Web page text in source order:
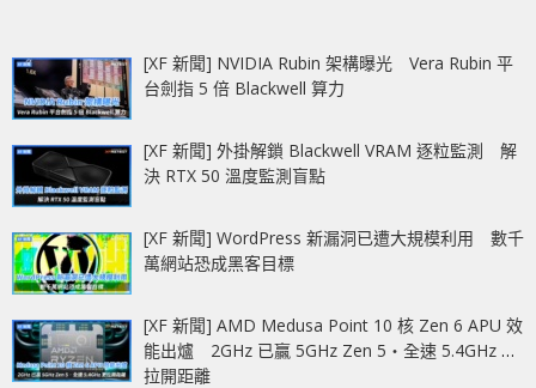
[XF 新聞] NVIDIA Rubin 架構曝光 Vera Rubin 平
台劍指 5 倍 Blackwell 算力
[XF 新聞] 外掛解鎖 Blackwell VRAM 逐粒監測 解
決 RTX 50 溫度監測盲點
[XF 新聞] WordPress 新漏洞已遭大規模利用 數千
萬網站恐成黑客目標
[XF 新聞] AMD Medusa Point 10 核 Zen 6 APU 效
能出爐 2GHz 已贏 5GHz Zen 5‧全速 5.4GHz 更
拉開距離